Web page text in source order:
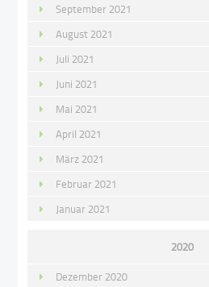
September 2021
August 2021
Juli 2021
Juni 2021
Mai 2021
April 2021
März 2021
Februar 2021
Januar 2021
2020
Dezember 2020